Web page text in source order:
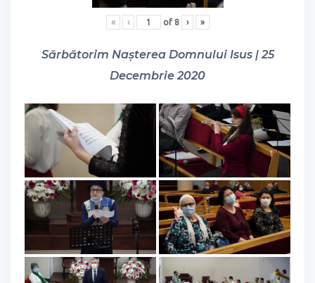
« ‹ of 8 › »
Sărbătorim Nașterea Domnului Isus | 25
Decembrie 2020